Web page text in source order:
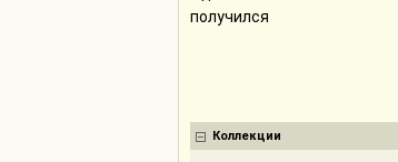
получился
Коллекции